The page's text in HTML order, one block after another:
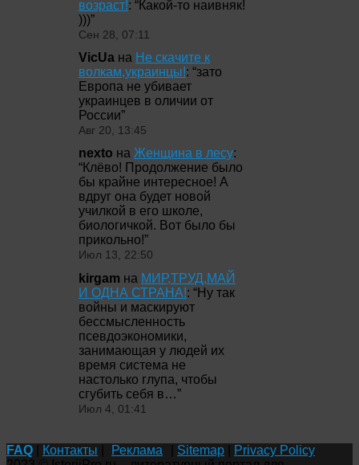
возраст!: “Какой-то наивняк!
)))”
Сен 28, 07:11
VicUa на Не скачите к
волкам,украинцы!: “зато
Европа не убивает
украинцев в оличии от
России”
Авг 20, 13:45
nexto на Женщина в лесу:
“Клёво! Продолжение было
бы крайне интересное! А
вдруг она будет новой
училкой в его школе,
биологичкой. Вот было бы
прикольно!”
Июл 13, 22:50
kirgam на МИР,ТРУД,МАЙ
И ОДНА СТРАНА!: “Ну так
войны и маскируют
бессмысленность
псевдоэкономики,
занимающая у людей их
время система не
настолько глупа, чтобы
сгубить себя в…”
Июл 4, 01:41
FAQ Контакты Реклама Sitemap
Privacy Policy